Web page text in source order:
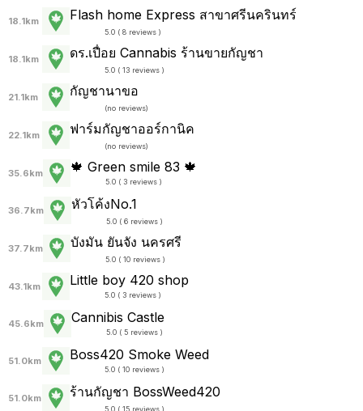
18.1km Flash home Express สาขาศรีนครินทร์
5.0 ( 8 reviews )
18.1km ดร.เปื่อย Cannabis ร้านขายกัญชา
5.0 ( 13 reviews )
21.1km กัญชานาขอ
(no reviews)
22.1km ฟาร์มกัญชาออร์กานิค
(no reviews)
35.6km 🍁 Green smile 83 🍁
5.0 ( 3 reviews )
36.7km หัวโค้งNo.1
5.0 ( 6 reviews )
37.7km บังมัน ยันจัง นครศรี
5.0 ( 10 reviews )
43.1km Little boy 420 shop
5.0 ( 3 reviews )
45.6km Cannibis Castle
5.0 ( 5 reviews )
51.0km Boss420 Smoke Weed
5.0 ( 10 reviews )
51.0km ร้านกัญชา BossWeed420